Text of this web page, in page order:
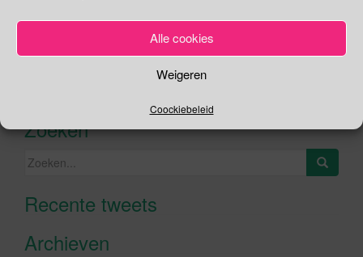
Alle cookies
Weigeren
Coockiebeleid
Social Media
Je kunt me volgen op
Zoeken
Zoeken
Recente tweetsKlik om marketing cookies te
Archieven